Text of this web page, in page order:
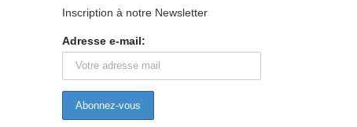
Inscription à notre Newsletter
Adresse e-mail: